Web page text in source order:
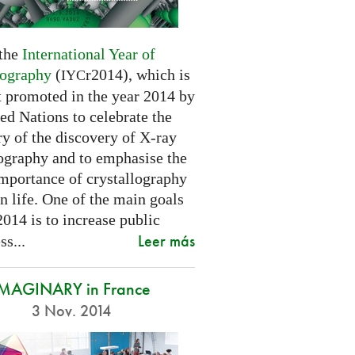
International Year of
(IYCr2014), which is
promoted in the year 2014 by
Nations to celebrate the
of the discovery of X-ray
and to emphasise the
of crystallography
life. One of the main goals
is to increase public
Leer más
in France
3 Nov. 2014